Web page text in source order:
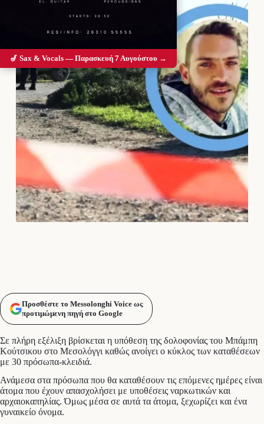
Προσθέστε το Messolonghi Voice ως
προτιμώμενη πηγή στο Google
Σε πλήρη εξέλιξη βρίσκεται η υπόθεση της δολοφονίας του Μπάμπη
Κούτσικου στο Μεσολόγγι καθώς ανοίγει ο κύκλος των καταθέσεων
με 30 πρόσωπα-κλειδιά.
Ανάμεσα στα πρόσωπα που θα καταθέσουν τις επόμενες ημέρες είναι
άτομα που έχουν απασχολήσει με υποθέσεις ναρκωτικών και
αρχαιοκαπηλίας. Όμως μέσα σε αυτά τα άτομα, ξεχωρίζει και ένα
γυναικείο όνομα.
🎷 Sax & Vocals — Παρασκευή 7 Αυγούστου →